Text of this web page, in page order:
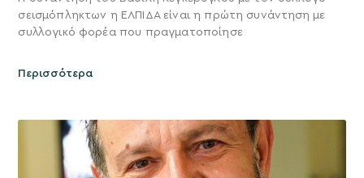
σεισμόπληκτων η ΕΛΠΙΔΑ είναι η πρώτη συνάντηση με
συλλογικό φορέα που πραγματοποίησε
Περισσότερα